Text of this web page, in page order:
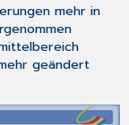
mehr in
geändert